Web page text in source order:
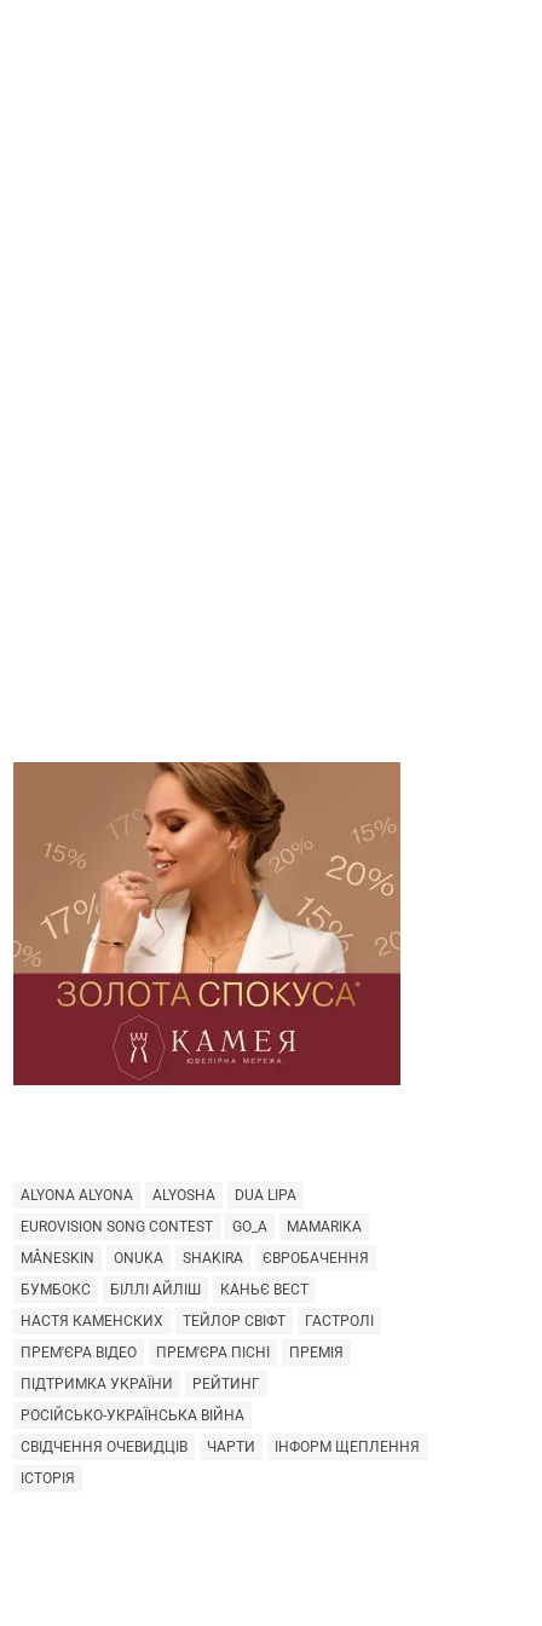
ALYONA ALYONA ALYOSHA
DUA LIPA
EUROVISION SONG CONTEST
GO_A
MAMARIKA
MÅNESKIN
ONUKA SHAKIRA
ЄВРОБАЧЕННЯ
БУМБОКС
БІЛЛІ АЙЛІШ
КАНЬЄ ВЕСТ
НАСТЯ КАМЕНСКИХ
ТЕЙЛОР СВІФТ
ГАСТРОЛІ
ПРЕМ'ЄРА ВІДЕО
ПРЕМ'ЄРА ПІСНІ
ПРЕМІЯ
ПІДТРИМКА УКРАЇНИ
РЕЙТИНГ
РОСІЙСЬКО-УКРАЇНСЬКА ВІЙНА
СВІДЧЕННЯ ОЧЕВИДЦІВ
ЧАРТИ
ІНФОРМ ЩЕПЛЕННЯ
ІСТОРІЯ